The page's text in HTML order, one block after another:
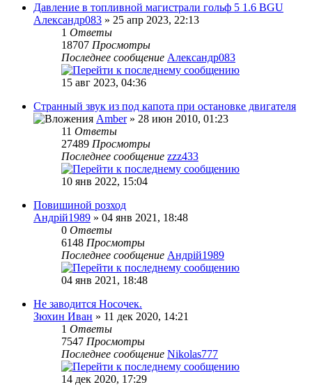
Давление в топливной магистрали гольф 5 1.6 BGU
Александр083 » 25 апр 2023, 22:13
1 Ответы
18707 Просмотры
Последнее сообщение Александр083
15 авг 2023, 04:36
Странный звук из под капота при остановке двигателя
Amber» 28 июн 2010, 01:23
11 Ответы
27489 Просмотры
Последнее сообщение zzz433
10 янв 2022, 15:04
Повишиной розход
Андрій1989 » 04 янв 2021, 18:48
0 Ответы
6148 Просмотры
Последнее сообщение Андрій1989
04 янв 2021, 18:48
Не заводится Носочек.
Зюхин Иван » 11 дек 2020, 14:21
1 Ответы
7547 Просмотры
Последнее сообщение Nikolas777
14 дек 2020, 17:29